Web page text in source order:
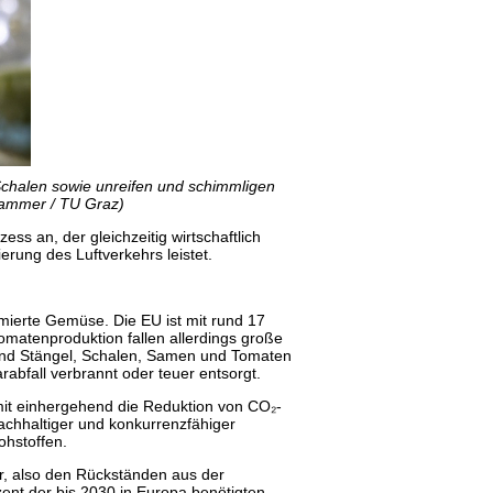
sowie unreifen und schimmligen
/ TU Graz)
an, der gleichzeitig wirtschaftlich
des Luftverkehrs leistet.
Gemüse. Die EU ist mit rund 17
fallen allerdings große
Stängel, Schalen, Samen und Tomaten
verbrannt oder teuer entsorgt.
einhergehend die Reduktion von CO₂-
und konkurrenzfähiger
also den Rückständen aus der